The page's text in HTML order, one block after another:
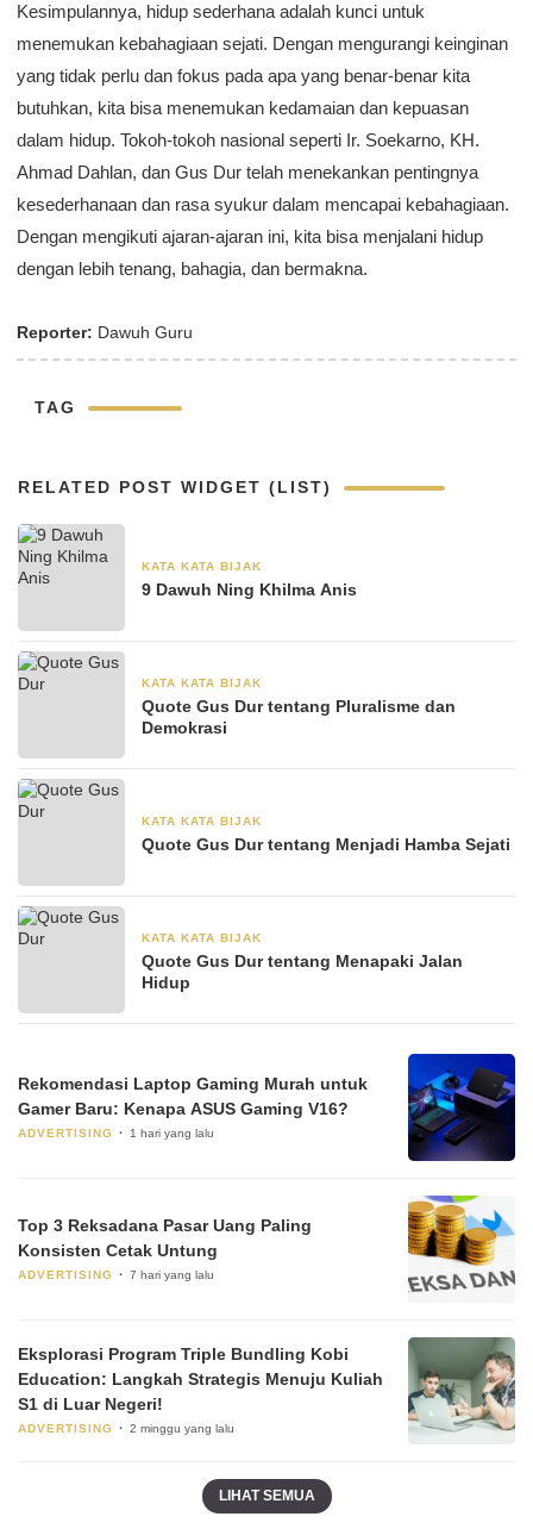
Kesimpulannya, hidup sederhana adalah kunci untuk
menemukan kebahagiaan sejati. Dengan mengurangi keinginan
yang tidak perlu dan fokus pada apa yang benar-benar kita
butuhkan, kita bisa menemukan kedamaian dan kepuasan
dalam hidup. Tokoh-tokoh nasional seperti Ir. Soekarno, KH.
Ahmad Dahlan, dan Gus Dur telah menekankan pentingnya
kesederhanaan dan rasa syukur dalam mencapai kebahagiaan.
Dengan mengikuti ajaran-ajaran ini, kita bisa menjalani hidup
dengan lebih tenang, bahagia, dan bermakna.
Reporter: Dawuh Guru
TAG
RELATED POST WIDGET (LIST)
KATA KATA BIJAK
9 Dawuh Ning Khilma Anis
KATA KATA BIJAK
Quote Gus Dur tentang Pluralisme dan
Demokrasi
KATA KATA BIJAK
Quote Gus Dur tentang Menjadi Hamba Sejati
KATA KATA BIJAK
Quote Gus Dur tentang Menapaki Jalan
Hidup
Rekomendasi Laptop Gaming Murah untuk
Gamer Baru: Kenapa ASUS Gaming V16?
ADVERTISING 1 hari yang lalu
Top 3 Reksadana Pasar Uang Paling
Konsisten Cetak Untung
ADVERTISING 7 hari yang lalu
Eksplorasi Program Triple Bundling Kobi
Education: Langkah Strategis Menuju Kuliah
S1 di Luar Negeri!
ADVERTISING 2 minggu yang lalu
LIHAT SEMUA